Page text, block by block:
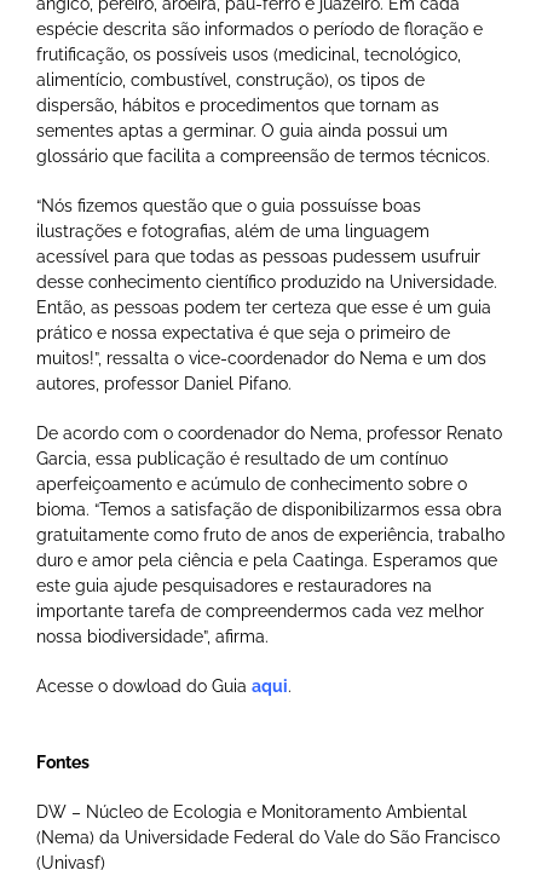
espécie descrita são informados o período de floração e
frutificação, os possíveis usos (medicinal, tecnológico,
alimentício, combustível, construção), os tipos de
dispersão, hábitos e procedimentos que tornam as
sementes aptas a germinar. O guia ainda possui um
glossário que facilita a compreensão de termos técnicos.
“Nós fizemos questão que o guia possuísse boas
ilustrações e fotografias, além de uma linguagem
acessível para que todas as pessoas pudessem usufruir
desse conhecimento científico produzido na Universidade.
Então, as pessoas podem ter certeza que esse é um guia
prático e nossa expectativa é que seja o primeiro de
muitos!”, ressalta o vice-coordenador do Nema e um dos
autores, professor Daniel Pifano.
De acordo com o coordenador do Nema, professor Renato
Garcia, essa publicação é resultado de um contínuo
aperfeiçoamento e acúmulo de conhecimento sobre o
bioma. “Temos a satisfação de disponibilizarmos essa obra
gratuitamente como fruto de anos de experiência, trabalho
duro e amor pela ciência e pela Caatinga. Esperamos que
este guia ajude pesquisadores e restauradores na
importante tarefa de compreendermos cada vez melhor
nossa biodiversidade”, afirma.
Acesse o dowload do Guia aqui.
Fontes
DW – Núcleo de Ecologia e Monitoramento Ambiental
(Nema) da Universidade Federal do Vale do São Francisco
(Univasf)